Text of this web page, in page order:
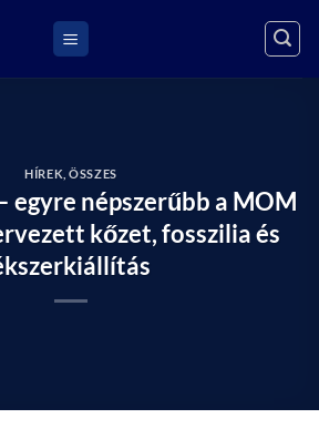
HÍREK ,ÖSSZES
egyre népszerűbb a MOM
kőzet, fosszilia és